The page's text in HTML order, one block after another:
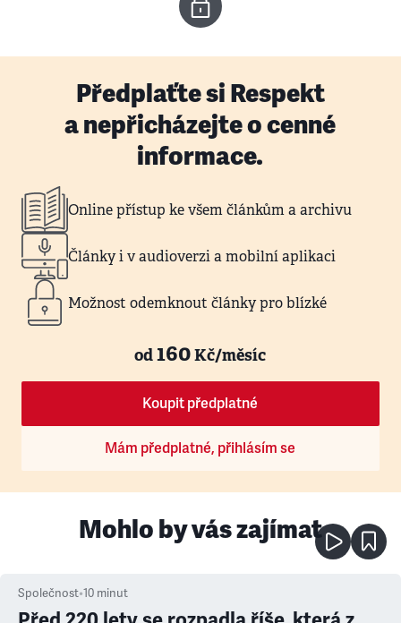
Předplaťte si Respekt
a nepřicházejte o cenné
informace.
Online přístup ke všem článkům a archivu
Články i v audioverzi a mobilní aplikaci
Možnost odemknout články pro blízké
od160Kč/měsíc
Koupit předplatné
Mám předplatné, přihlásím se
Mohlo by vás zajímat
Společnost•10 minut